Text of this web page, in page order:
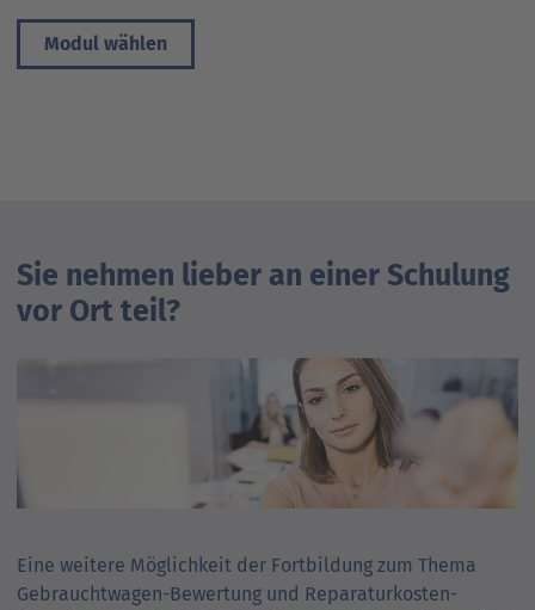
Modul wählen
Sie nehmen lieber an einer Schulung
vor Ort teil?
Eine weitere Möglichkeit der Fort­bildung zum Thema
Gebraucht­­wagen-Bewertung und Reparatur­­kosten­­